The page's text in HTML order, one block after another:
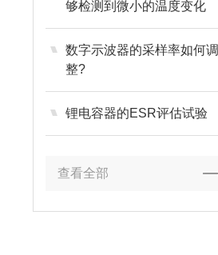
够检测到微小的温度变化
数字示波器的采样率如何调
整?
锂电容器的ESR评估试验
查看全部